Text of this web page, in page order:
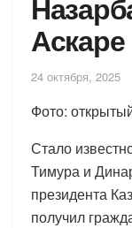
Аскаре
24 октября, 2025
Фото:
Стало
Тимура и
президента
получил